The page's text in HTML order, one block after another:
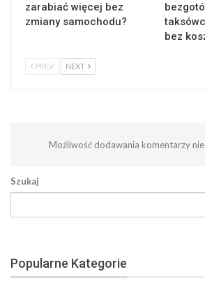
zarabiać więcej bez
zmiany samochodu?
bez
PREV NEXT
Możliwość dodawania komentarzy
Szukaj
Popularne Kategorie